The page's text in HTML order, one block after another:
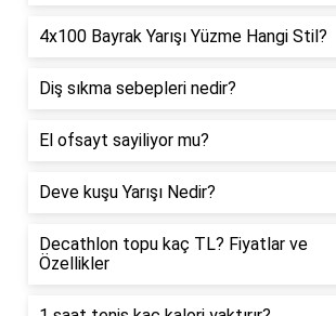
4x100 Bayrak Yarışı Yüzme Hangi Stil?
Diş sıkma sebepleri nedir?
El ofsayt sayiliyor mu?
Deve kuşu Yarışı Nedir?
Decathlon topu kaç TL? Fiyatlar ve
Özellikler